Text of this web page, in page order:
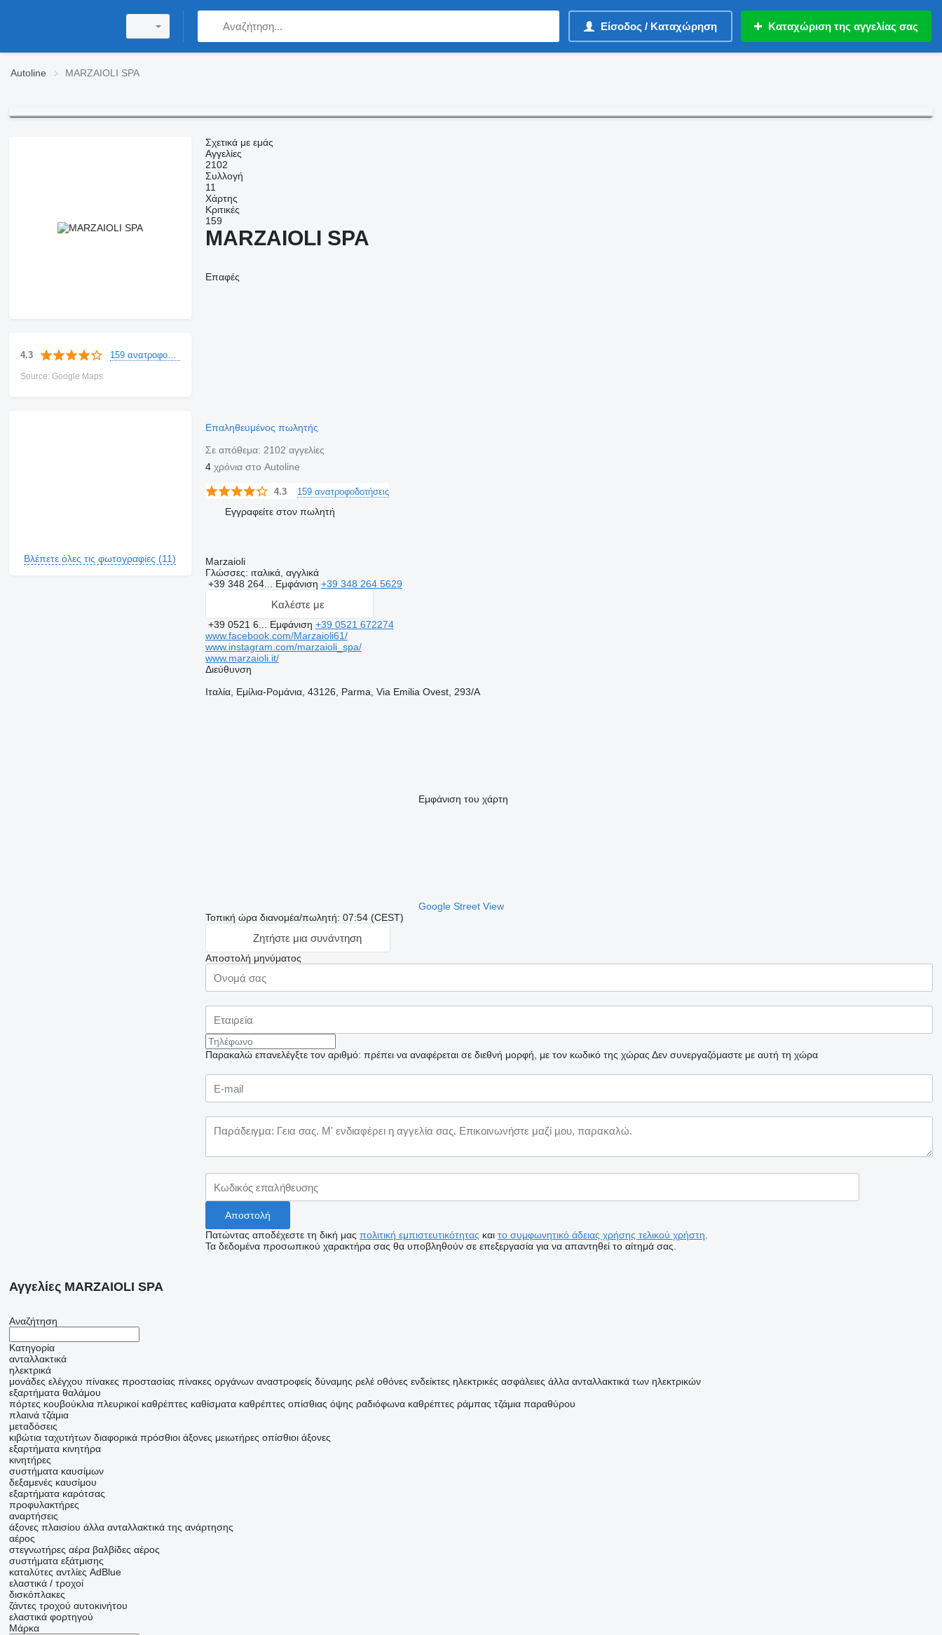
Είσοδος / Καταχώρηση Καταχώριση της αγγελίας σας
Autoline MARZAIOLI SPA
4.3 159 ανατροφοδοτήσεις
Source: Google Maps
Βλέπετε όλες τις φωτογραφίες (11)
Σχετικά με εμάς
Αγγελίες
2102
Συλλογή
11
Χάρτης
Κριτικές
159
MARZAIOLI SPA
Επαφές
Επαληθευμένος πωλητής
Σε απόθεμα: 2102 αγγελίες
4χρόνια στο Autoline
4.3 159 ανατροφοδοτήσεις
Εγγραφείτε στον πωλητή
Marzaioli
Γλώσσες: ιταλικά, αγγλικά
+39 348 264... Εμφάνιση +39 348 264 5629
Καλέστε με
+39 0521 6... Εμφάνιση +39 0521 672274
www.facebook.com/Marzaioli61/
www.instagram.com/marzaioli_spa/
www.marzaioli.it/
Διεύθυνση
Ιταλία, Εμίλια-Ρομάνια, 43126, Parma, Via Emilia Ovest, 293/A
Εμφάνιση του χάρτη
Google Street View
Τοπική ώρα διανομέα/πωλητή: 07:54 (CEST)
Ζητήστε μια συνάντηση
Αποστολή μηνύματος
Παρακαλώ επανελέγξτε τον αριθμό: πρέπει να αναφέρεται σε διεθνή μορφή, με τον κωδικό της χώρας Δεν συνεργαζόμαστε με αυτή τη χώρα
Πατώντας αποδέχεστε τη δική μας πολιτική εμπιστευτικότητας και το συμφωνητικό άδειας χρήσης τελικού χρήστη
Τα δεδομένα προσωπικού χαρακτήρα σας θα υποβληθούν σε επεξεργασία για να απαντηθεί το αίτημά σας.
Αγγελίες MARZAIOLI SPA
Αναζήτηση
Κατηγορία
ανταλλακτικά
ηλεκτρικά
μονάδες ελέγχου πίνακες προστασίας πίνακες οργάνων αναστροφείς δύναμης ρελέ οθόνες ενδείκτες ηλεκτρικές ασφάλειες άλλα ανταλλακτικά των ηλεκτρικών
εξαρτήματα θαλάμου
πόρτες κουβούκλια πλευρικοί καθρέπτες καθίσματα καθρέπτες οπίσθιας όψης ραδιόφωνα καθρέπτες ράμπας τζάμια παραθύρου
πλαινά τζάμια
μεταδόσεις
κιβώτια ταχυτήτων διαφορικά πρόσθιοι άξονες μειωτήρες οπίσθιοι άξονες
εξαρτήματα κινητήρα
κινητήρες
συστήματα καυσίμων
δεξαμενές καυσίμου
εξαρτήματα καρότσας
προφυλακτήρες
αναρτήσεις
άξονες πλαισίου άλλα ανταλλακτικά της ανάρτησης
αέρος
στεγνωτήρες αέρα βαλβίδες αέρος
συστήματα εξάτμισης
καταλύτες αντλίες AdBlue
ελαστικά / τροχοί
δισκόπλακες
ζάντες τροχού αυτοκινήτου
ελαστικά φορτηγού
Μάρκα